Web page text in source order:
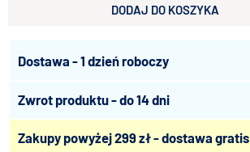
DODAJ DO KOSZYKA
Dostawa - 1 dzień roboczy
Zwrot produktu - do 14 dni
Zakupy powyżej 299 zł - dostawa gratis